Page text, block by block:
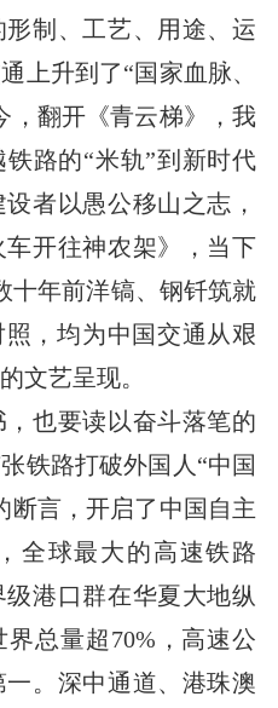
制、工艺、用途、运
上升到了“国家血脉、
，翻开《青云梯》，我
路的“米轨”到新时代
者以愚公移山之志，
开往神农架》，当下
十年前洋镐、钢钎筑就
，均为中国交通从艰
文艺呈现。
也要读以奋斗落笔的
铁路打破外国人“中国
断言，开启了中国自主
全球最大的高速铁路
港口群在华夏大地纵
总量超70%，高速公
。深中通道、港珠澳